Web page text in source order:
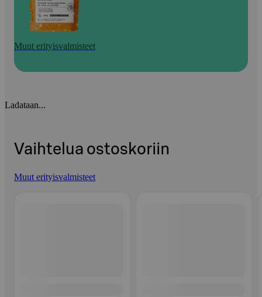
Muut erityisvalmisteet
Ladataan...
Vaihtelua ostoskoriin
Muut erityisvalmisteet